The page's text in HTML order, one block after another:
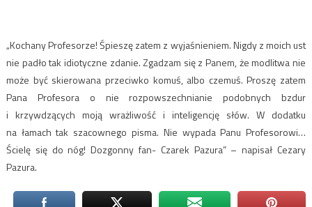
„Kochany Profesorze! Śpieszę zatem z wyjaśnieniem. Nigdy z moich ust
nie padło tak idiotyczne zdanie. Zgadzam się z Panem, że modlitwa nie
może być skierowana przeciwko komuś, albo czemuś. Proszę zatem
Pana Profesora o nie rozpowszechnianie podobnych bzdur
i krzywdzących moją wrażliwość i inteligencję słów. W dodatku
na łamach tak szacownego pisma. Nie wypada Panu Profesorowi…
Ścielę się do nóg! Dozgonny fan- Czarek Pazura” – napisał Cezary
Pazura.